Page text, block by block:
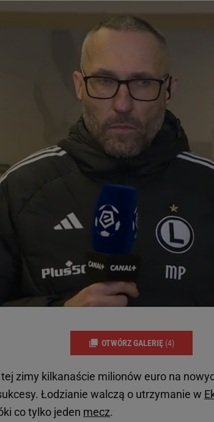
OTWÓRZ GALERIĘ (4)
tej zimy kilkanaście milionów euro na
Łodzianie walczą o utrzymanie w
co tylko jeden mecz.